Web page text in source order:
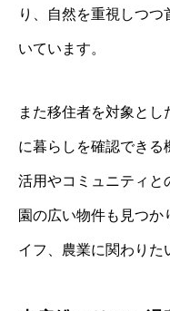
り、自然を重視しつ
いています。
また移住者を対象と
に暮らしを確認できる
活用やコミュニティと
園の広い物件も見つか
イフ、農業に関わりた